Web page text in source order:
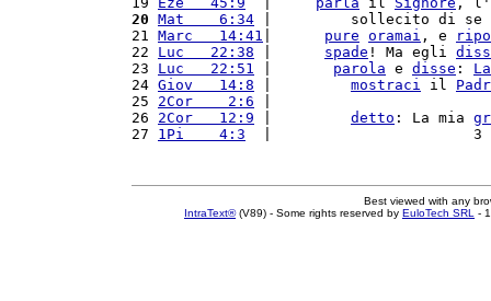
20 Mat    6:34 |         sollecito di se
21 Marc   14:41 pure oramai , e
22 Luc   22:38 spade ! Ma egli
23 Luc   22:51 parola e disse :
24 Giov   14:8 mostraci il
25 2Cor    2:6
26 2Cor   12:9 detto : La mia
27 1Pi    4:3
|
Best viewed with any
IntraText®(V89) - Some rights reserved by EuloTech SRL -